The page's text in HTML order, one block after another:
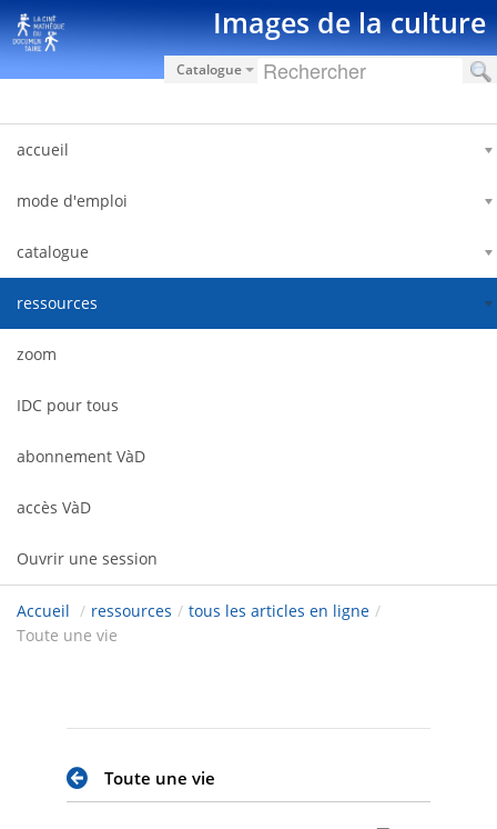
Saut au contenu Images de la culture
Catalogue
accueil
mode d'emploi
catalogue
ressources
zoom
IDC pour tous
abonnement VàD
accès VàD
Ouvrir une session
Accueil / ressources / tous les articles en ligne /
Toute une vie
Toute une vie